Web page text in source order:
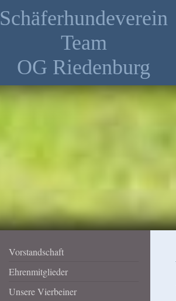
Schäferhundeverein
Team
OG Riedenburg
Vorstandschaft
Ehrenmitglieder
Unsere Vierbeiner